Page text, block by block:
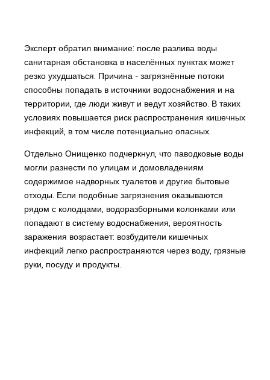
Эксперт обратил внимание: после разлива воды
санитарная обстановка в населённых пунктах может
резко ухудшаться. Причина - загрязнённые потоки
способны попадать в источники водоснабжения и на
территории, где люди живут и ведут хозяйство. В таких
условиях повышается риск распространения кишечных
инфекций, в том числе потенциально опасных.
Отдельно Онищенко подчеркнул, что паводковые воды
могли разнести по улицам и домовладениям
содержимое надворных туалетов и другие бытовые
отходы. Если подобные загрязнения оказываются
рядом с колодцами, водоразборными колонками или
попадают в систему водоснабжения, вероятность
заражения возрастает: возбудители кишечных
инфекций легко распространяются через воду, грязные
руки, посуду и продукты.